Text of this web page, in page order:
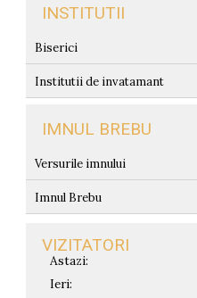
INSTITUTII
Biserici
Institutii de invatamant
IMNUL BREBU
Versurile imnului
Imnul Brebu
VIZITATORI
Astazi:
Ieri: